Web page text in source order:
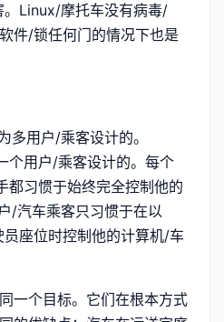
Linux/摩托车没有病毒/
件/锁任何门的情况下也是
多用户/乘客设计的。
个用户/乘客设计的。每个
习惯于始终完全控制他的
/汽车乘客只习惯于在以
座位时控制他的计算机/车
一个目标。它们在根本方式